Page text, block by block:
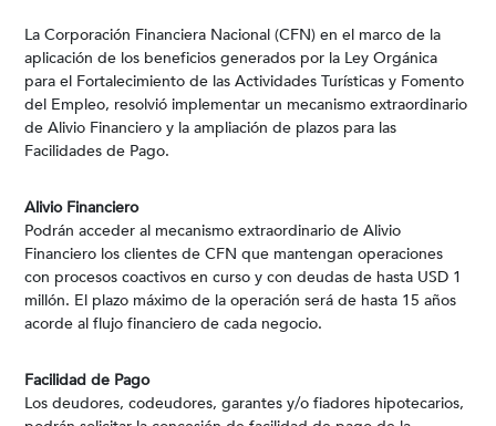
La Corporación Financiera Nacional (CFN) en el marco de la
aplicación de los beneficios generados por la Ley Orgánica
para el Fortalecimiento de las Actividades Turísticas y Fomento
del Empleo, resolvió implementar un mecanismo extraordinario
de Alivio Financiero y la ampliación de plazos para las
Facilidades de Pago.
Alivio Financiero
Podrán acceder al mecanismo extraordinario de Alivio
Financiero los clientes de CFN que mantengan operaciones
con procesos coactivos en curso y con deudas de hasta USD 1
millón. El plazo máximo de la operación será de hasta 15 años
acorde al flujo financiero de cada negocio.
Facilidad de Pago
Los deudores, codeudores, garantes y/o fiadores hipotecarios,